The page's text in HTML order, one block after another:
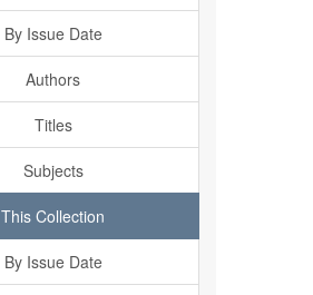
By Issue Date
Authors
Titles
Subjects
This Collection
By Issue Date